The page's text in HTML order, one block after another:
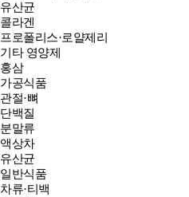
유산균
콜라겐
프로폴리스·로얄제리
기타 영양제
홍삼
가공식품
관절·뼈
단백질
분말류
액상차
유산균
일반식품
차류·티백